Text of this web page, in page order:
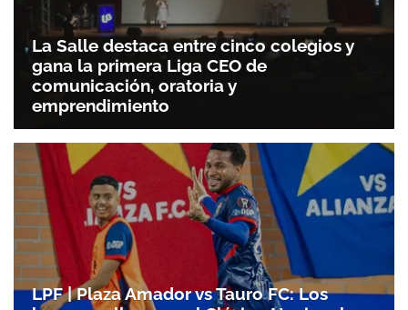
La Salle destaca entre cinco colegios y
gana la primera Liga CEO de
comunicación, oratoria y
emprendimiento
LPF | Plaza Amador vs Tauro FC: Los